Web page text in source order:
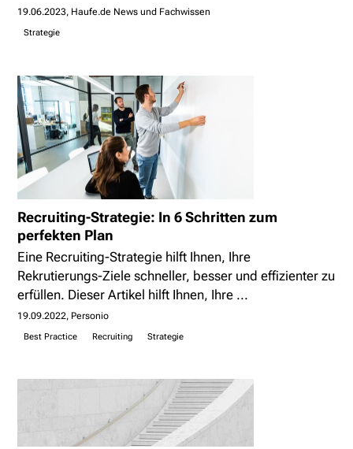
19.06.2023 Haufe.de News und Fachwissen
Strategie
Recruiting-Strategie: In 6 Schritten zum
perfekten Plan
Eine Recruiting-Strategie hilft Ihnen, Ihre
Rekrutierungs-Ziele schneller, besser und effizienter zu
erfüllen. Dieser Artikel hilft Ihnen, Ihre ...
19.09.2022 Personio
Best Practice Recruiting Strategie